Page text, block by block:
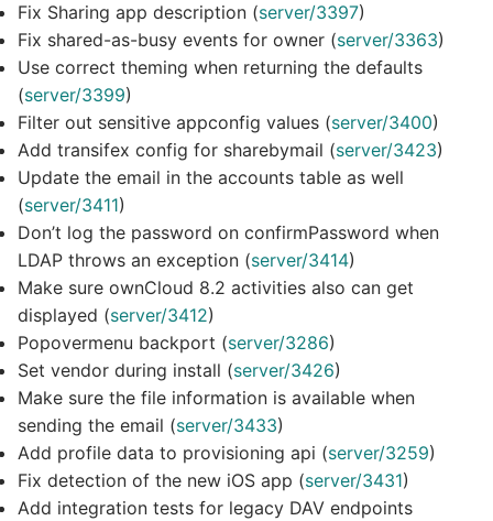
Fix Sharing app description (server/3397)
Fix shared-as-busy events for owner (server/3363)
Use correct theming when returning the defaults
(server/3399)
Filter out sensitive appconfig values (server/3400)
Add transifex config for sharebymail (server/3423)
Update the email in the accounts table as well
(server/3411)
Don’t log the password on confirmPassword when
LDAP throws an exception (server/3414)
Make sure ownCloud 8.2 activities also can get
displayed (server/3412)
Popovermenu backport (server/3286)
Set vendor during install (server/3426)
Make sure the file information is available when
sending the email (server/3433)
Add profile data to provisioning api (server/3259)
Fix detection of the new iOS app (server/3431)
Add integration tests for legacy DAV endpoints